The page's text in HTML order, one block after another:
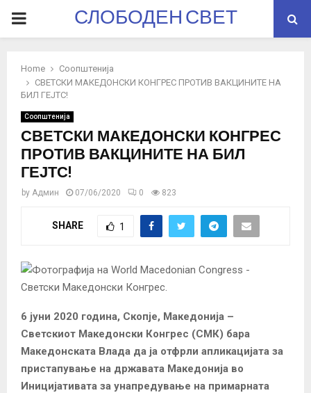
PRIMARYСЛОБОДЕН СВЕТ
Home
Соопштенија
СВЕТСКИ МАКЕДОНСКИ КОНГРЕС ПРОТИВ ВАКЦИНИТЕ НА
БИЛ ГЕЈТС!
Соопштенија
СВЕТСКИ МАКЕДОНСКИ КОНГРЕС
ПРОТИВ ВАКЦИНИТЕ НА БИЛ
ГЕЈТС!
by Админ 07/06/2020 0 823
SHARE 1
6 јуни 2020 година, Скопје, Македонија –
Светскиот Македонски Конгрес (СМК) бара
Македонската Влада да ја отфрли апликацијата за
пристапување на државата Македонија во
Иницијативата за унапредување на примарната